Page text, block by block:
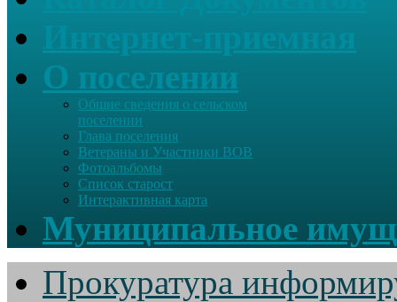
О поселении
Общие сведения о сельском
поселении
Глава поселения
Ветераны и Участники ВОВ
Фотоальбомы
Список старост
Интерактивная карта
Муниципальное
Прокуратура